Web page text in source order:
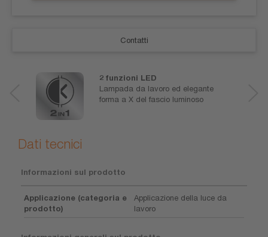
Contatti
2 funzioni LED
Lampada da lavoro ed elegante
forma a X del fascio luminoso
Dati tecnici
Informazioni sul prodotto
Applicazione (categoria e
prodotto)
Applicazione della luce da
lavoro